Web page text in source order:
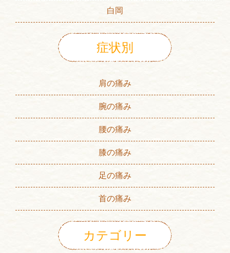
白岡
症状別
肩の痛み
腕の痛み
腰の痛み
膝の痛み
足の痛み
首の痛み
カテゴリー